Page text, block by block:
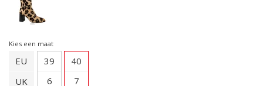
Kies een maat
EU
UK
39
6
40
7